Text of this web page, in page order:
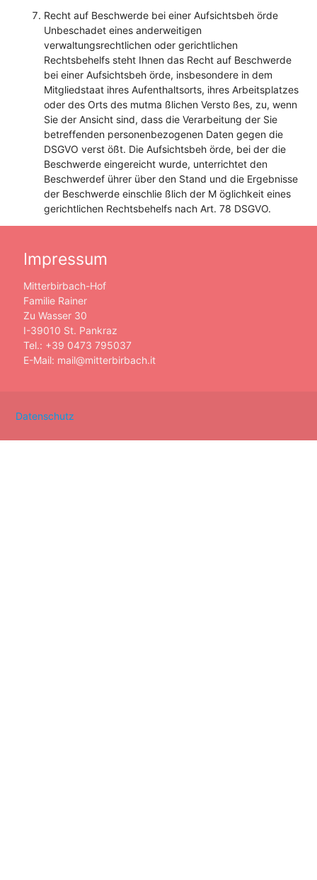
Recht auf Beschwerde bei einer Aufsichtsbeh örde
Unbeschadet eines anderweitigen
verwaltungsrechtlichen oder gerichtlichen
Rechtsbehelfs steht Ihnen das Recht auf Beschwerde
bei einer Aufsichtsbeh örde, insbesondere in dem
Mitgliedstaat ihres Aufenthaltsorts, ihres Arbeitsplatzes
oder des Orts des mutma ßlichen Versto ßes, zu, wenn
Sie der Ansicht sind, dass die Verarbeitung der Sie
betreffenden personenbezogenen Daten gegen die
DSGVO verst ößt. Die Aufsichtsbeh örde, bei der die
Beschwerde eingereicht wurde, unterrichtet den
Beschwerdef ührer über den Stand und die Ergebnisse
der Beschwerde einschlie ßlich der M öglichkeit eines
gerichtlichen Rechtsbehelfs nach Art. 78 DSGVO.
Impressum
Mitterbirbach-Hof
Familie Rainer
Zu Wasser 30
I-39010 St. Pankraz
Tel.: +39 0473 795037
E-Mail: mail@mitterbirbach.it
Datenschutz